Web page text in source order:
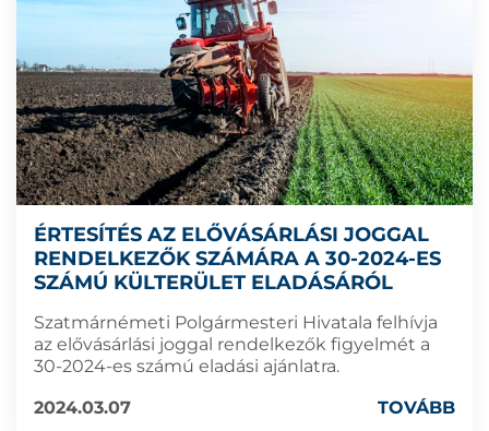
ÉRTESÍTÉS AZ ELŐVÁSÁRLÁSI JOGGAL
RENDELKEZŐK SZÁMÁRA A 30-2024-ES
SZÁMÚ KÜLTERÜLET ELADÁSÁRÓL
Szatmárnémeti Polgármesteri Hivatala felhívja
az elővásárlási joggal rendelkezők figyelmét a
30-2024-es számú eladási ajánlatra.
2024.03.07
TOVÁBB